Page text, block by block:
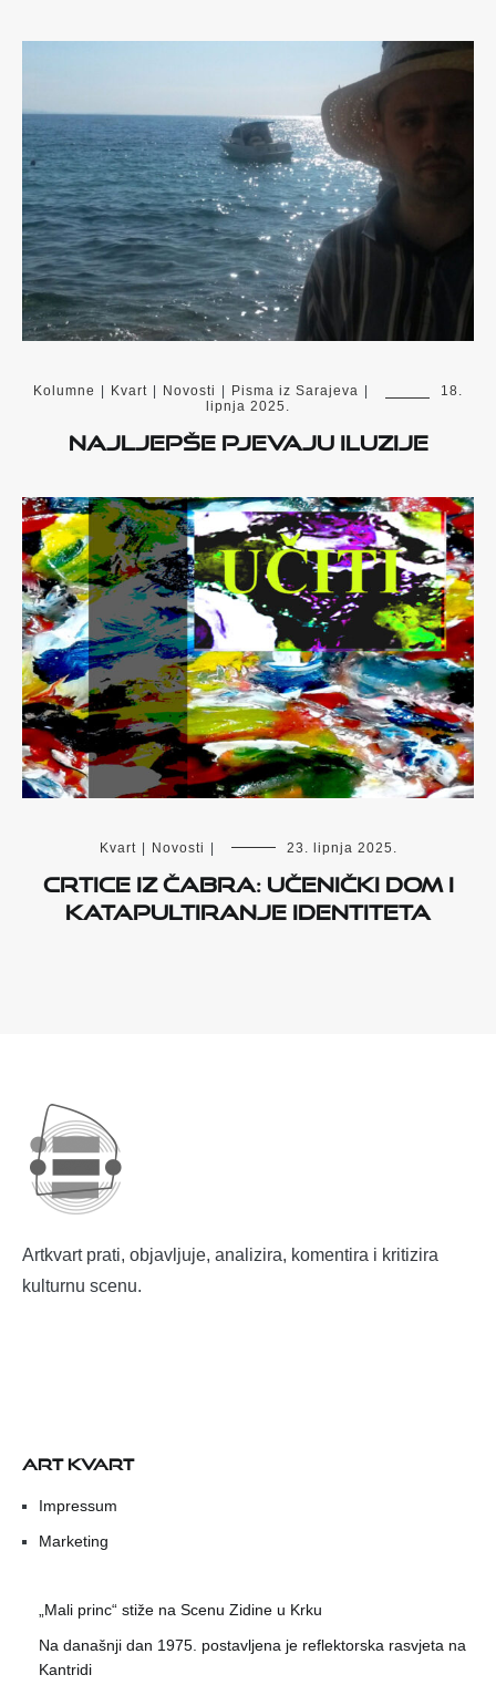
Kolumne Kvart Novosti Pisma iz Sarajeva
18.
lipnja 2025.
Najljepše pjevaju iluzije
Kvart Novosti 23. lipnja 2025.
Crtice iz Čabra: Učenički dom i
katapultiranje identiteta
Artkvart prati, objavljuje, analizira, komentira i kritizira
kulturnu scenu.
ART KVART
Impressum
Marketing
„Mali princ“ stiže na Scenu Zidine u Krku
Na današnji dan 1975. postavljena je reflektorska rasvjeta na
Kantridi